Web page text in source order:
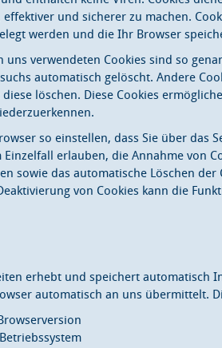
und sicherer zu machen.
werden und die Ihr Browser
uns verwendeten Cookies sind so
automatisch gelöscht. Andere
diese löschen. Diese Cookies
so einstellen, dass Sie über das
erlauben, die Annahme von
sowie das automatische Löschen
von Cookies kann die
erhebt und speichert automatisch
automatisch an uns übermittelt.